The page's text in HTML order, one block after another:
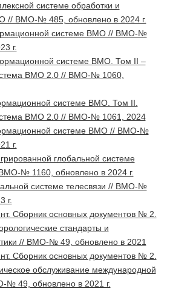
системе обработки и
// ВМО-№ 485, обновлено в 2024 г.
системе ВМО // ВMO-№
г.
системе ВМО. Том II –
ВМО 2.0 // ВМО-№ 1060,
системе ВМО. Том II.
ВМО 2.0 // ВМО-№ 1061, 2024
системе ВМО // ВМО-№
г.
глобальной системе
№ 1160, обновлено в 2024 г.
системе телесвязи // ВМО-№
г.
Сборник основных документов № 2.
стандарты и
// ВМО-№ 49, обновлено в 2021
Сборник основных документов № 2.
обслуживание международной
№ 49, обновлено в 2021 г.